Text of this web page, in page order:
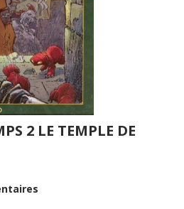
2 LE TEMPLE DE